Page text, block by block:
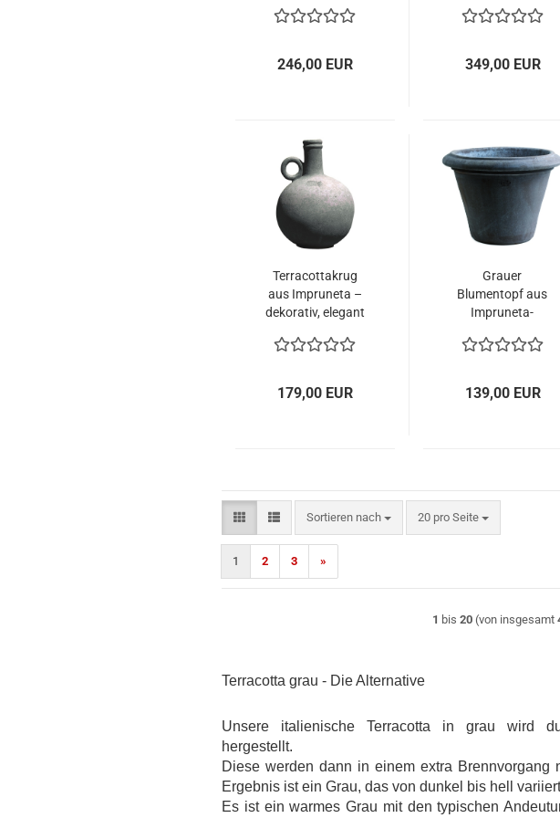
kunstvolle
mit toskanischer
Eleganz
246,00 EUR
Terrasse
349,00 EUR
Terracottakrug
aus Impruneta –
dekorativ, elegant
einsetzbar
179,00 EUR
Grauer
Blumentopf aus
Impruneta-
schlicht, modern
elegant
139,00 EUR
Sortieren nach
Sortieren nach 20 pro Seite
pro Seite
1 2 3 »
1 bis 20(von insgesamt
Terracotta grau - Die Alternative
Unsere italienische Terracotta in grau wird
hergestellt.
Diese werden dann in einem extra Brennvorgang
Ergebnis ist ein Grau, das von dunkel bis hell
Es ist ein warmes Grau mit den typischen